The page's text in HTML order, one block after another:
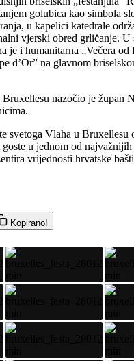
golubica kao simbola
u kapelici katedrale
vjerski obred grličanje. U
je i humanitarna „Večera od
d’Or” na glavnom
nazočio je župan
svetoga Vlaha u Bruxellesu
u jednom od najvažnijih
vrijednosti hrvatske
Kopirano!